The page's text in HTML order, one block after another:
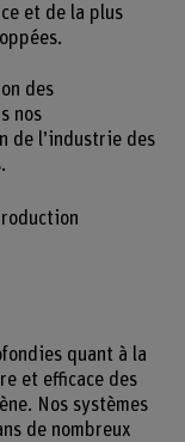
et de la plus
des
nos
de l’industrie des
quant à la
et efficace des
Nos systèmes
de nombreux